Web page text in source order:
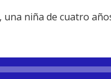
niña de cuatro